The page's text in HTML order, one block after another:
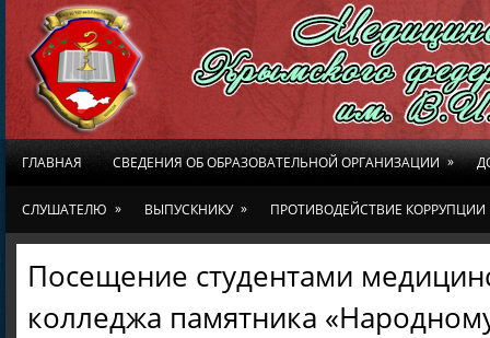
ГЛАВНАЯ СВЕДЕНИЯ ОБ ОБРАЗОВАТЕЛЬНОЙ ОРГАНИЗАЦИИ »
СЛУШАТЕЛЮ » ВЫПУСКНИКУ » ПРОТИВОДЕЙСТВИЕ КОРРУПЦИИ
Посещение студентами
колледжа памятника